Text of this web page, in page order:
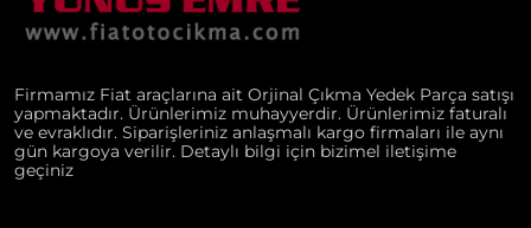
Firmamız Fiat araçlarına ait Orjinal Çıkma Yedek Parça satışı
yapmaktadır. Ürünlerimiz muhayyerdir. Ürünlerimiz faturalı
ve evraklıdır. Siparişleriniz anlaşmalı kargo firmaları ile aynı
gün kargoya verilir. Detaylı bilgi için bizimel iletişime
geçiniz